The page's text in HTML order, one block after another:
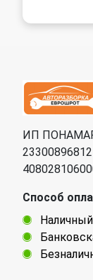
ИП
Способ